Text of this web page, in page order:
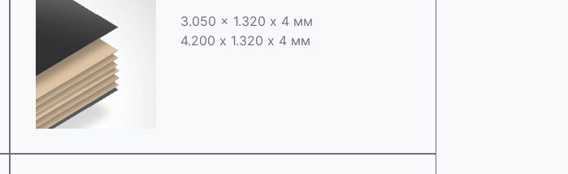
3.050 x 1.320 х 4 мм
4.200 x 1.320 х 4 мм